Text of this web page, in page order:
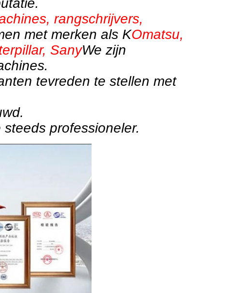
rangschrijvers,
met merken als KOmatsu,
SanyWe zijn
tevreden te stellen met
professioneler.